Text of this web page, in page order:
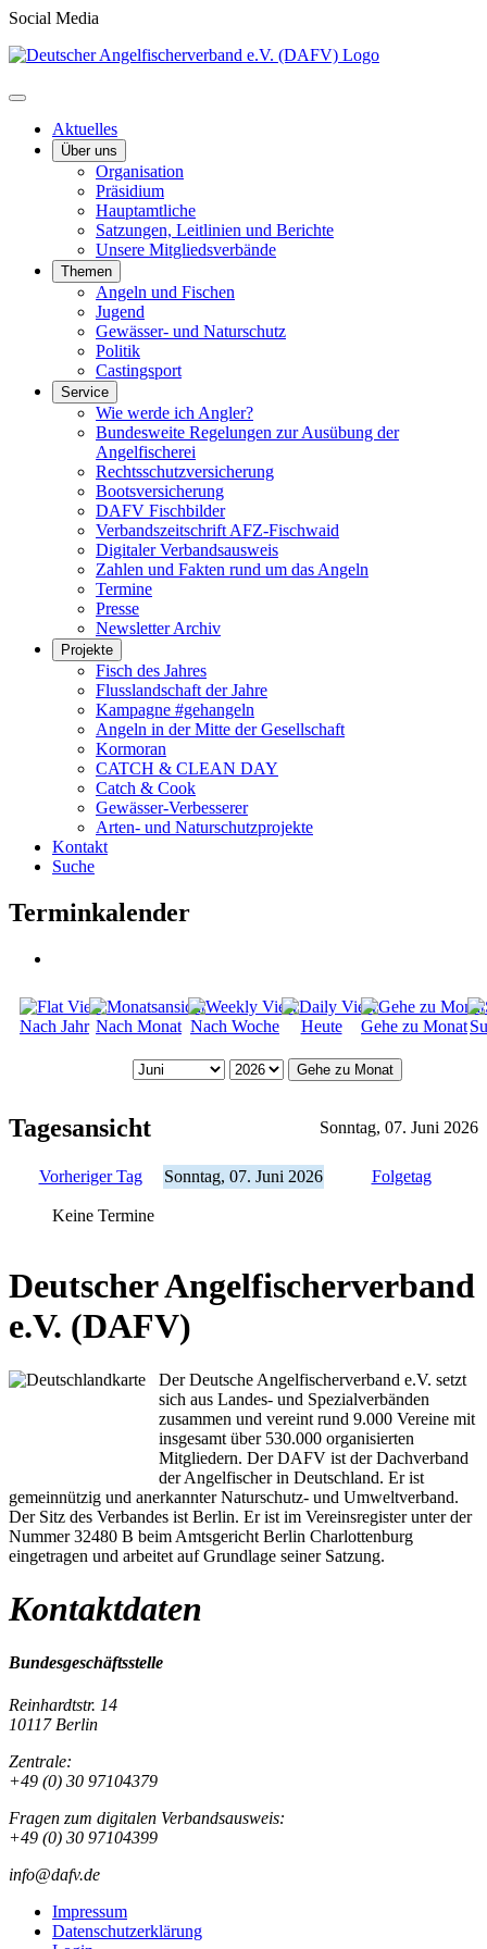
Social Media
Aktuelles
Über uns
Organisation
Präsidium
Hauptamtliche
Satzungen, Leitlinien und Berichte
Unsere Mitgliedsverbände
Themen
Angeln und Fischen
Jugend
Gewässer- und Naturschutz
Politik
Castingsport
Service
Wie werde ich Angler?
Bundesweite Regelungen zur Ausübung der
Angelfischerei
Rechtsschutzversicherung
Bootsversicherung
DAFV Fischbilder
Verbandszeitschrift AFZ-Fischwaid
Digitaler Verbandsausweis
Zahlen und Fakten rund um das Angeln
Termine
Presse
Newsletter Archiv
Projekte
Fisch des Jahres
Flusslandschaft der Jahre
Kampagne #gehangeln
Angeln in der Mitte der Gesellschaft
Kormoran
CATCH & CLEAN DAY
Catch & Cook
Gewässer-Verbesserer
Arten- und Naturschutzprojekte
Kontakt
Suche
Terminkalender
Nach Jahr Nach Monat Nach Woche Heute Gehe zu Monat
Gehe zu Monat
Tagesansicht Sonntag, 07. Juni 2026
Vorheriger Tag Sonntag, 07. Juni 2026 Folgetag
Keine Termine
Deutscher Angelfischerverband
e.V. (DAFV)
Der Deutsche Angelfischerverband e.V. setzt
sich aus Landes- und Spezialverbänden
zusammen und vereint rund 9.000 Vereine mit
insgesamt über 530.000 organisierten
Mitgliedern. Der DAFV ist der Dachverband
der Angelfischer in Deutschland. Er ist
gemeinnützig und anerkannter Naturschutz- und Umweltverband.
Der Sitz des Verbandes ist Berlin. Er ist im Vereinsregister unter der
Nummer 32480 B beim Amtsgericht Berlin Charlottenburg
eingetragen und arbeitet auf Grundlage seiner Satzung.
Kontaktdaten
Bundesgeschäftsstelle
Reinhardtstr. 14
10117 Berlin
Zentrale:
+49 (0) 30 97104379
Fragen zum digitalen Verbandsausweis:
+49 (0) 30 97104399
info@dafv.de
Impressum
Datenschutzerklärung